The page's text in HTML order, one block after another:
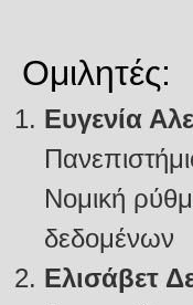
Ομιλητές:
Ευγενία
Νομική
δεδομένων
Ελισάβετ